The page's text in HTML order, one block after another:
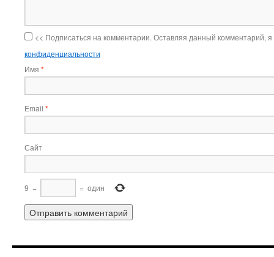
<< Подписаться на комментарии. Оставляя данный комментарий,
конфиденциальности
Имя *
Email *
Сайт
9 − = один